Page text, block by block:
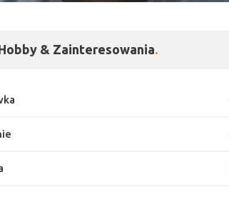
& Zainteresowania